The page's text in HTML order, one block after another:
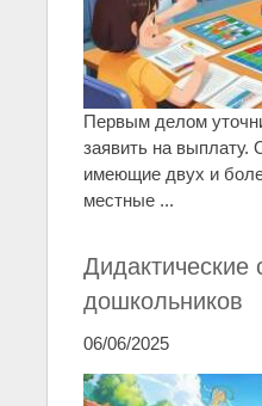
Первым делом
заявить на
имеющие двух и
местные ...
Дидактические
дошкольников
06/06/2025